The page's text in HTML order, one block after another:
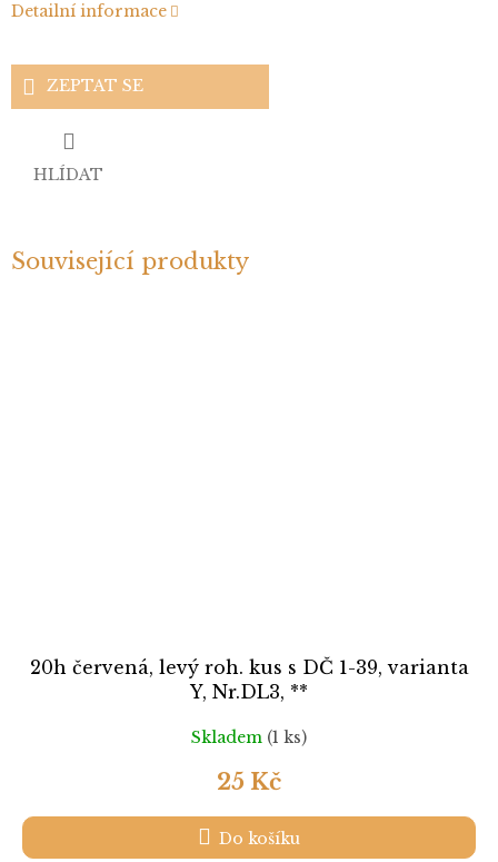
Detailní informace
ZEPTAT SE
HLÍDAT
Související produkty
20h červená, levý roh. kus s DČ 1-39, varianta
Y, Nr.DL3, **
Skladem (1 ks)
25 Kč
Do košíku